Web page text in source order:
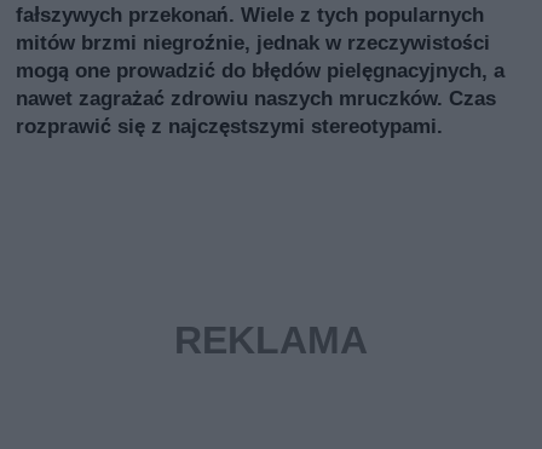
fałszywych przekonań. Wiele z tych popularnych
mitów brzmi niegroźnie, jednak w rzeczywistości
mogą one prowadzić do błędów pielęgnacyjnych, a
nawet zagrażać zdrowiu naszych mruczków. Czas
rozprawić się z najczęstszymi stereotypami.